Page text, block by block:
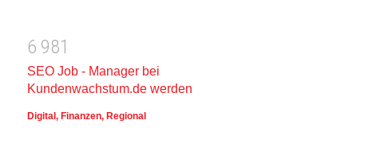
6 981
SEO Job - Manager bei
Kundenwachstum.de werden
Digital , Finanzen, Regional